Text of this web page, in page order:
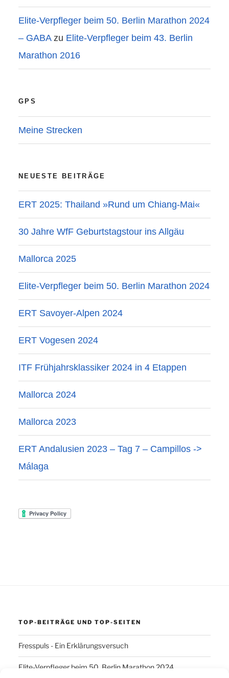
Elite-Verpfleger beim 50. Berlin Marathon 2024
– GABAzu Elite-Verpfleger beim 43. Berlin
Marathon 2016
GPS
Meine Strecken
NEUESTE BEITRÄGE
ERT 2025: Thailand »Rund um Chiang-Mai«
30 Jahre WfF Geburtstagstour ins Allgäu
Mallorca 2025
Elite-Verpfleger beim 50. Berlin Marathon 2024
ERT Savoyer-Alpen 2024
ERT Vogesen 2024
ITF Frühjahrsklassiker 2024 in 4 Etappen
Mallorca 2024
Mallorca 2023
ERT Andalusien 2023 – Tag 7 – Campillos ->
Málaga
TOP-BEITRÄGE UND TOP-SEITEN
Fresspuls - Ein Erklärungsversuch
Elite-Verpfleger beim 50. Berlin Marathon 2024